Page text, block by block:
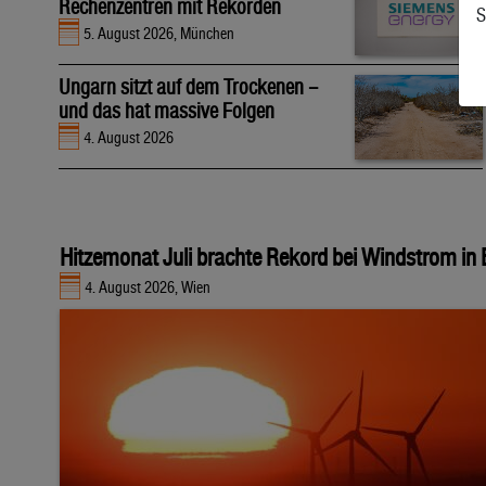
Rechenzentren mit Rekorden
5. August 2026, München
Ungarn sitzt auf dem Trockenen –
und das hat massive Folgen
4. August 2026
Hitzemonat Juli brachte Rekord bei Windstrom in
4. August 2026, Wien